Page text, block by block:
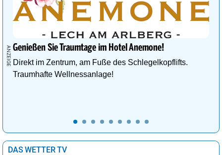
Genießen Sie Traumtage im Hotel Anemone!
Direkt im Zentrum, am Fuße des Schlegelkopflifts.
Traumhafte Wellnessanlage!
DAS WETTER TV